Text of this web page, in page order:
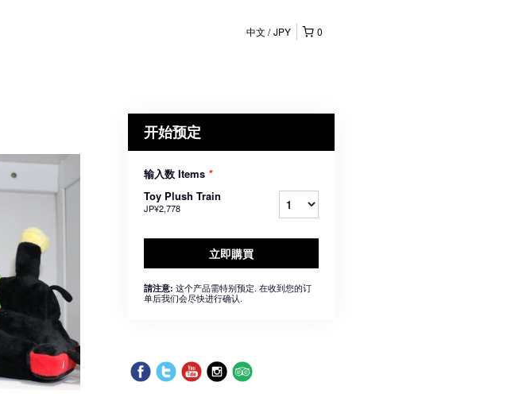
0
中文 JPY
开始预定
输入数 Items *
Toy Plush Train
JP¥2,778
立即購買
請注意: 这个产品需特别预定. 在收到您的订
单后我们会尽快进行确认.